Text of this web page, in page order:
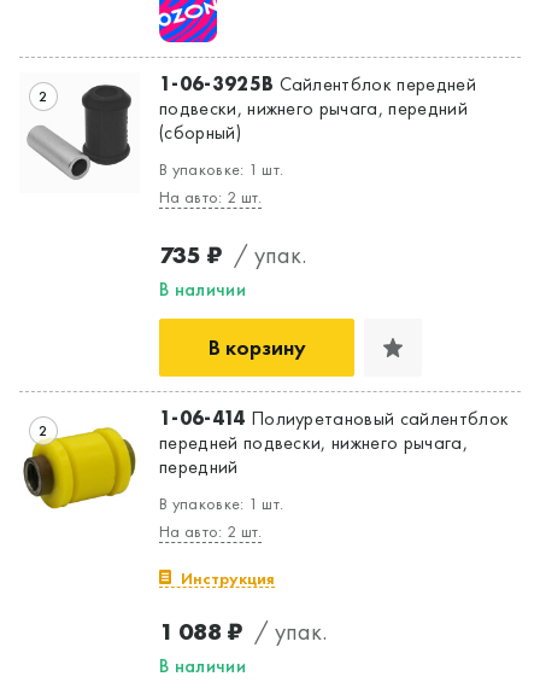
Да, верно Нет, выбрать другой
2 1-06-3925B Сайлентблок передней
подвески, нижнего рычага, передний
(сборный)
В упаковке: 1 шт.
На авто: 2 шт.
735 ₽ / упак.
В наличии
В корзину
2 1-06-414 Полиуретановый сайлентблок
передней подвески, нижнего рычага,
передний
В упаковке: 1 шт.
На авто: 2 шт.
Инструкция
1 088 ₽ / упак.
В наличии